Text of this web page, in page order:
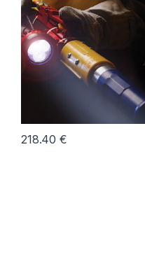
218.40€